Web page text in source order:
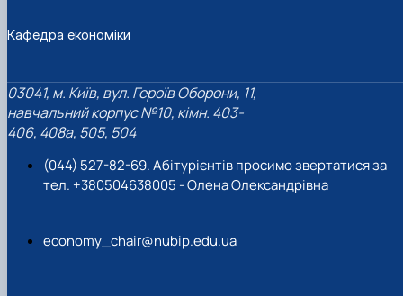
Кафедра економіки
03041, м. Київ, вул. Героїв Оборони, 11,
навчальний корпус №10, кімн. 403-
406, 408a, 505, 504
(044) 527-82-69. Абітурієнтів просимо звертатися за
тел. +380504638005 - Олена Олександрівна
economy_chair@nubip.edu.ua